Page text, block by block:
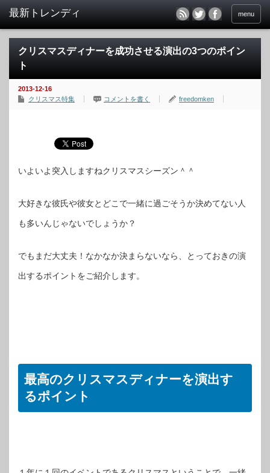
menu
クリスマスディナーを成功させる演出の3つのポイン
ト
2013-12-16
クリスマス特集
コメントを書く freedomken
いよいよ突入しますねクリスマスシーズン＾＾
大好きな彼氏や彼女とどこで一緒に過ごそうか決めてない人
も多いんじゃないでしょうか？
でもまだ大丈夫！なかなか決まらないなら、とっておきの演
出するポイントをご紹介します。
最高のクリスマスディナーを演出す
るポイント